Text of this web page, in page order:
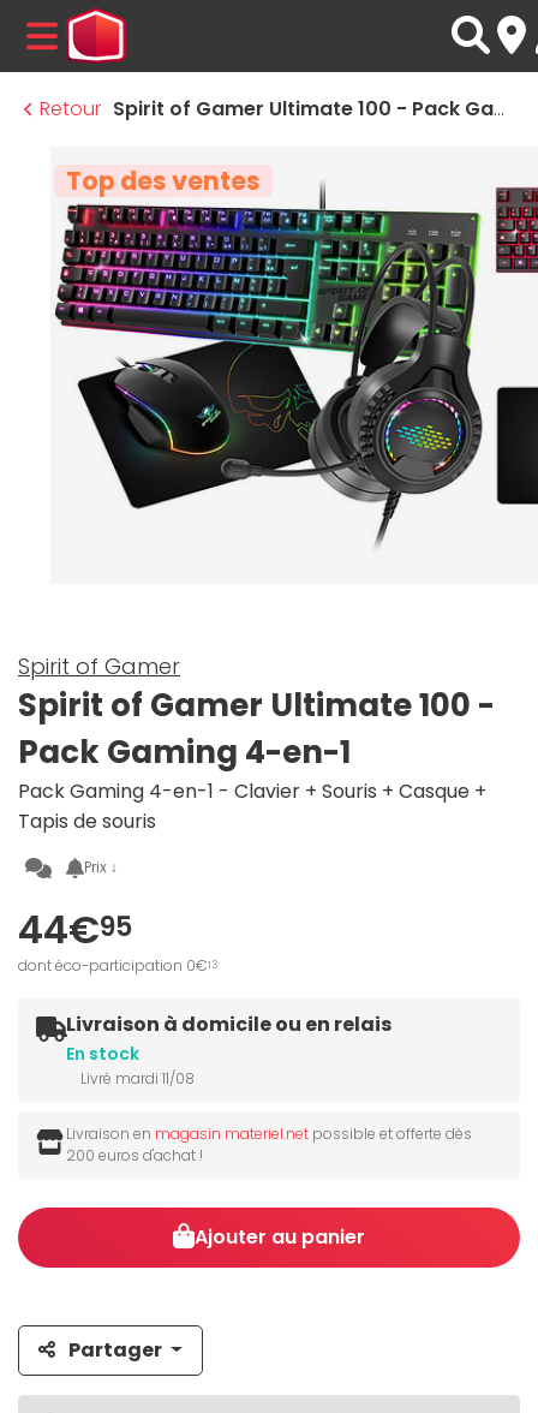
MENU
Retour
Spirit of Gamer Ultimate 100 - Pack Gaming 4-en-1
Top des ventes
Spirit of Gamer
Spirit of Gamer Ultimate 100 -
Pack Gaming 4-en-1
Pack Gaming 4-en-1 - Clavier + Souris + Casque +
Tapis de souris
Prix ↓
44€95
dont éco-participation 0€13
Livraison à domicile ou en relais
En stock
Livré mardi 11/08
Livraison en magasin materiel.net possible et offerte dès
200 euros d'achat !
Ajouter au panier
Partager